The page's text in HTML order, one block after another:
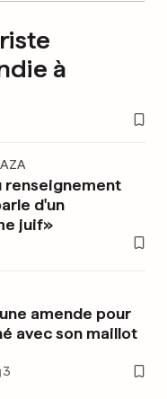
à
renseignement
d'un
juif»
amende pour
avec son maillot
3